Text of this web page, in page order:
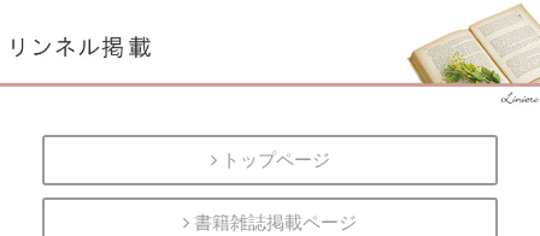
トップページ
書籍雑誌掲載ページ